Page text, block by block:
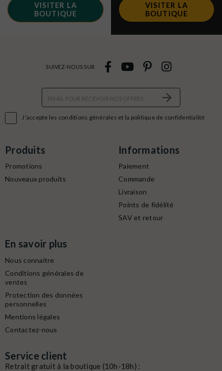
VISITER LA
BOUTIQUE
VISITER LA
BOUTIQUE
J'accepte les conditions générales et la politique de confidentialité
SUIVEZ-NOUS SUR
Produits
Promotions
Nouveaux produits
Informations
Paiement
Commande
Livraison
Points de fidélité
SAV et retour
En savoir plus
Nous connaitre
Conditions générales de
ventes
Protection des données
personnelles
Mentions légales
Contactez-nous
Service client
Retrait gratuit à la boutique (10h-18h) :